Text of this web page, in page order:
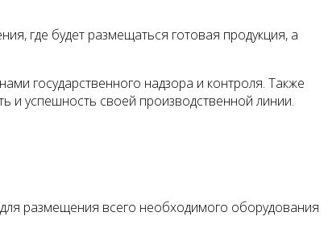
где будет размещаться готовая продукция, а
государственного надзора и контроля. Также
и успешность своей производственной линии.
размещения всего необходимого оборудования